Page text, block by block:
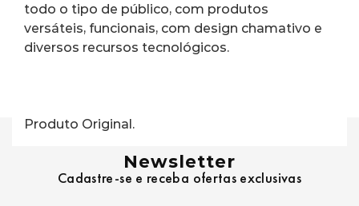
todo o tipo de público, com produtos
versáteis, funcionais, com design chamativo e
diversos recursos tecnológicos.
Produto Original.
Newsletter
Cadastre-se e receba ofertas exclusivas